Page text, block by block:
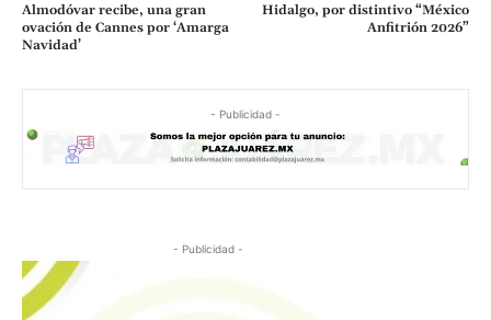
Almodóvar recibe, una gran
ovación de Cannes por ‘Amarga
Navidad’
Hidalgo, por distintivo “México
Anfitrión 2026”
- Publicidad -
- Publicidad -